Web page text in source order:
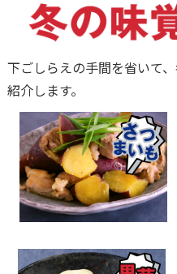
下ごしらえの手間を省いて
紹介します。